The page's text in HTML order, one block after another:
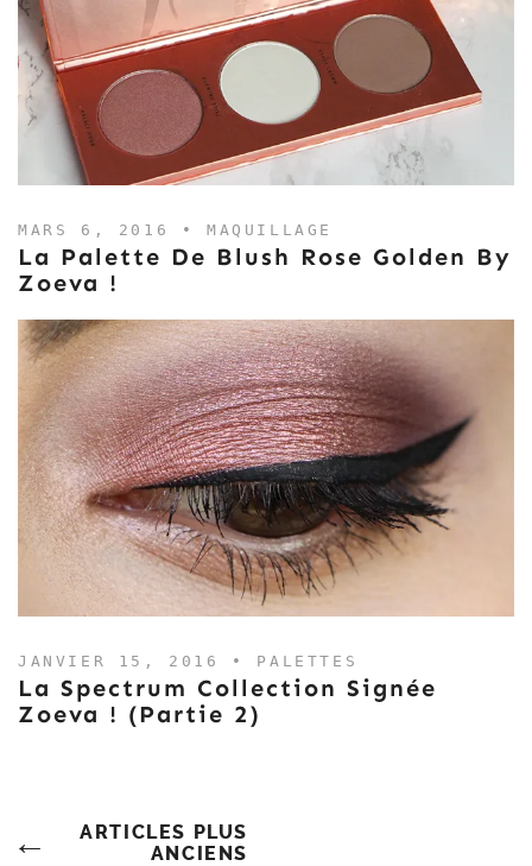
MARS 6, 2016 • MAQUILLAGE
La Palette De Blush Rose Golden By
Zoeva !
JANVIER 15, 2016 • PALETTES
La Spectrum Collection Signée
Zoeva ! (partie 2)
Navigation
ARTICLES PLUS
ANCIENS